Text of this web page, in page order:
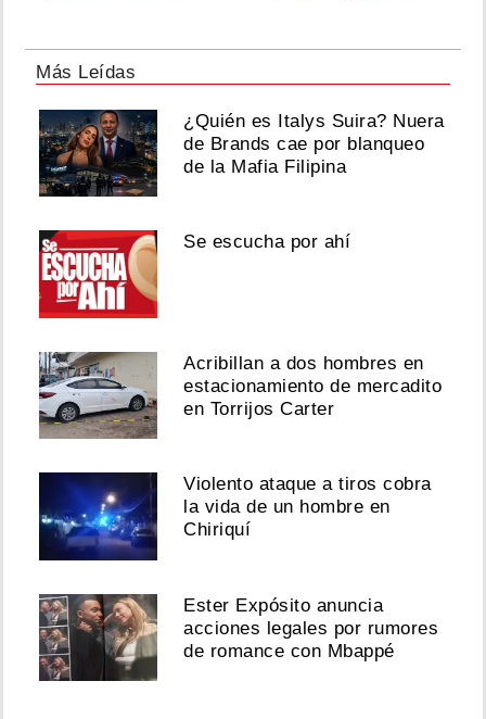
Más Leídas
¿Quién es Italys Suira? Nuera
de Brands cae por blanqueo
de la Mafia Filipina
Se escucha por ahí
Acribillan a dos hombres en
estacionamiento de mercadito
en Torrijos Carter
Violento ataque a tiros cobra
la vida de un hombre en
Chiriquí
Ester Expósito anuncia
acciones legales por rumores
de romance con Mbappé